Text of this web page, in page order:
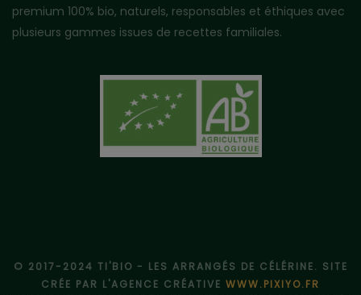
premium 100% bio, naturels, responsables et éthiques avec
plusieurs gammes issues de recettes familiales.
© 2017-2024 TI'BIO - LES ARRANGÉS DE CÉLÉRINE. SITE
CRÉE PAR L'AGENCE CRÉATIVE WWW.PIXIYO.FR